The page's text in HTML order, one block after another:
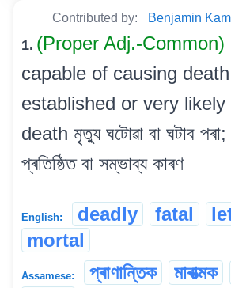
Contributed by: Benjamin
1. (Proper Adj.-Common)
capable of causing
established or very
death মৃত্যু ঘটোৱা বা ঘটাব
প্ৰতিষ্ঠিত বা সম্ভাব্য কাৰণ
English: deadly fatal
mortal
Assamese: প্ৰাণান্তিক মাৰাত্মক